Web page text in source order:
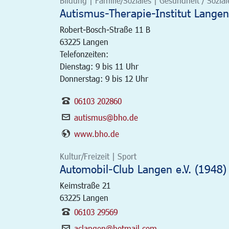
Autismus-Therapie-Institut Langen
Robert-Bosch-Straße 11 B
63225 Langen
Telefonzeiten:
Dienstag: 9 bis 11 Uhr
Donnerstag: 9 bis 12 Uhr
06103 202860
autismus@bho.de
www.bho.de
Kultur/Freizeit | Sport
Automobil-Club Langen e.V. (1948)
Keimstraße 21
63225 Langen
06103 29569